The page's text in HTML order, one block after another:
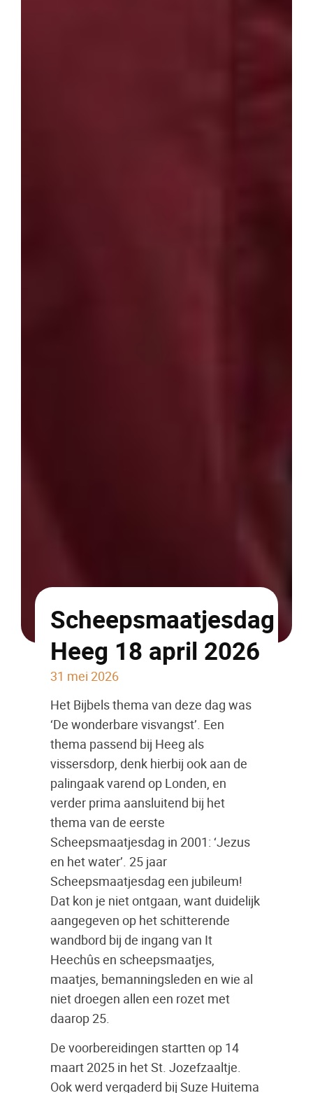
Scheepsmaatjesdag
Heeg 18 april 2026
31 mei 2026
Het Bijbels thema van deze dag was
‘De wonderbare visvangst’. Een
thema passend bij Heeg als
vissersdorp, denk hierbij ook aan de
palingaak varend op Londen, en
verder prima aansluitend bij het
thema van de eerste
Scheepsmaatjesdag in 2001: ‘Jezus
en het water’. 25 jaar
Scheepsmaatjesdag een jubileum!
Dat kon je niet ontgaan, want duidelijk
aangegeven op het schitterende
wandbord bij de ingang van It
Heechûs en scheepsmaatjes,
maatjes, bemanningsleden en wie al
niet droegen allen een rozet met
daarop 25.
De voorbereidingen startten op 14
maart 2025 in het St. Jozefzaaltje.
Ook werd vergaderd bij Suze Huitema